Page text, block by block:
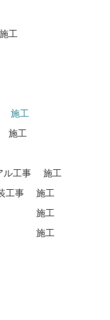
工
施工
施工
ル工事 施工
工事 施工
事 施工
施工